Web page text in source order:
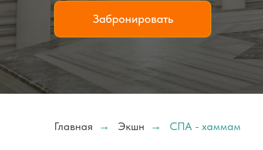
Забронировать
Главная → Экшн → СПА - хаммам